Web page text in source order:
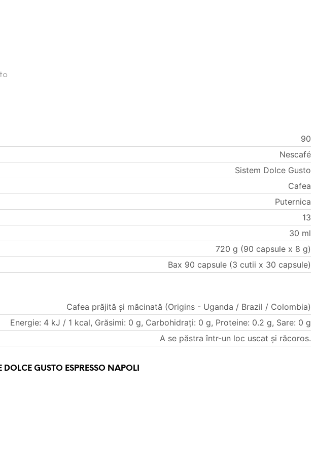
90
Nescafé
Sistem Dolce Gusto
Cafea
Puternica
13
30 ml
720 g (90 capsule x 8 g)
Bax 90 capsule (3 cutii x 30 capsule)
Cafea prăjită și măcinată (Origins - Uganda / Brazil / Colombia)
Energie: 4 kJ / 1 kcal, Grăsimi: 0 g, Carbohidrați: 0 g, Proteine: 0.2 g, Sare: 0 g
A se păstra într-un loc uscat și răcoros.
GUSTO ESPRESSO NAPOLI